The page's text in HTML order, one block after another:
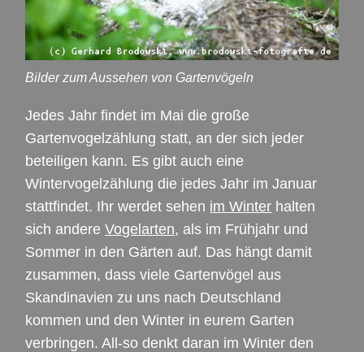
Bilder zum Aussehen von Gartenvögeln
Jedes Jahr findet im Mai die große
Gartenvogelzählung statt, an der sich jeder
beteiligen kann. Es gibt auch eine
Wintervogelzählung die jedes Jahr im Januar
stattfindet. Ihr werdet sehen im Winter halten
sich andereVogelarten, als im Frühjahr und
Sommer in den Gärten auf. Das hängt damit
zusammen, dass viele Gartenvögel aus
Skandinavien zu uns nach Deutschland
kommen und den Winter in eurem Garten
verbringen. All-so denkt daran im Winter den